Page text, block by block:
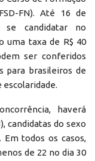
FN). Até 16 de
se candidatar no
uma taxa de R$ 40
ser conferidos
para brasileiros de
escolaridade.
haverá
candidatas do sexo
todos os casos,
de 22 no dia 30